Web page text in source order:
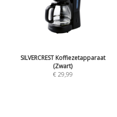
SILVERCREST Koffiezetapparaat
(Zwart)
€ 29,99